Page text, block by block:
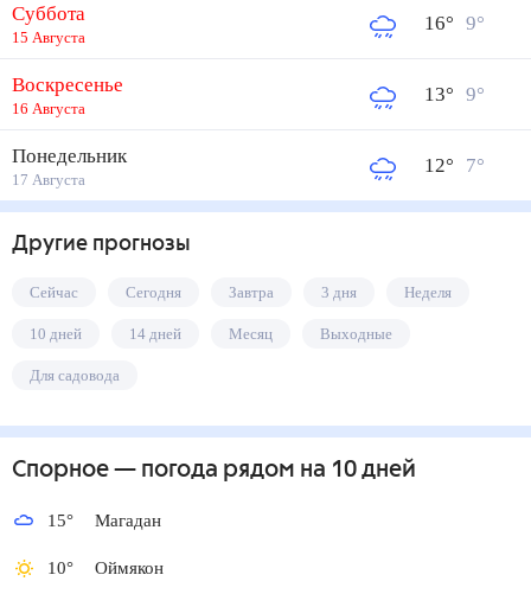
Суббота
15 Августа
16° 9°
Воскресенье
16 Августа
13° 9°
Понедельник
17 Августа
12° 7°
Другие прогнозы
Сейчас Сегодня Завтра 3 дня Неделя
10 дней 14 дней Месяц Выходные
Для садовода
Спорное— погода рядом на 10 дней
15° Магадан
10° Оймякон